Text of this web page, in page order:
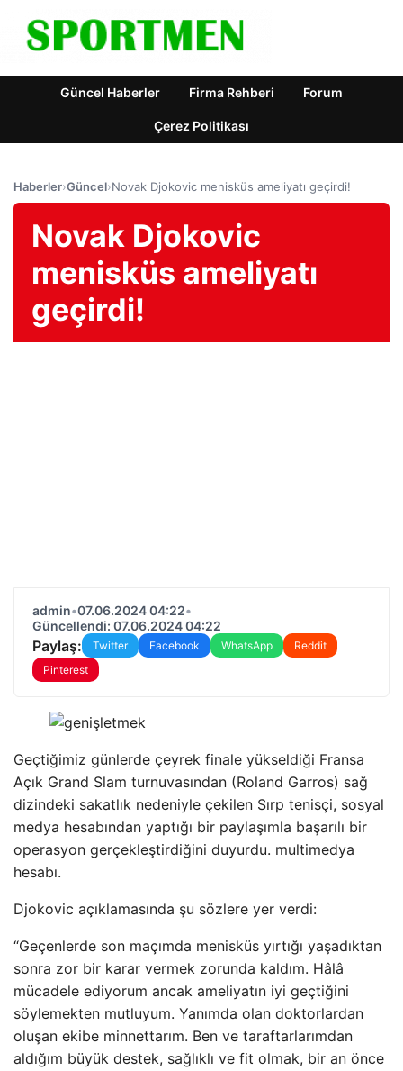
Güncel Haberler Firma Rehberi Forum
Çerez Politikası
Haberler›Güncel›Novak Djokovic menisküs ameliyatı geçirdi!
Novak Djokovic
menisküs ameliyatı
geçirdi!
admin•07.06.2024 04:22•
Güncellendi: 07.06.2024 04:22
Paylaş: Twitter Facebook WhatsApp
Reddit
Pinterest
Geçtiğimiz günlerde çeyrek finale yükseldiği Fransa
Açık Grand Slam turnuvasından (Roland Garros) sağ
dizindeki sakatlık nedeniyle çekilen Sırp tenisçi, sosyal
medya hesabından yaptığı bir paylaşımla başarılı bir
operasyon gerçekleştirdiğini duyurdu. multimedya
hesabı.
Djokovic açıklamasında şu sözlere yer verdi:
“Geçenlerde son maçımda menisküs yırtığı yaşadıktan
sonra zor bir karar vermek zorunda kaldım. Hâlâ
mücadele ediyorum ancak ameliyatın iyi geçtiğini
söylemekten mutluyum. Yanımda olan doktorlardan
oluşan ekibe minnettarım. Ben ve taraftarlarımdan
aldığım büyük destek, sağlıklı ve fit olmak, bir an önce